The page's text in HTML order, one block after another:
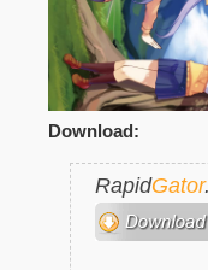
Download:
RapidGator